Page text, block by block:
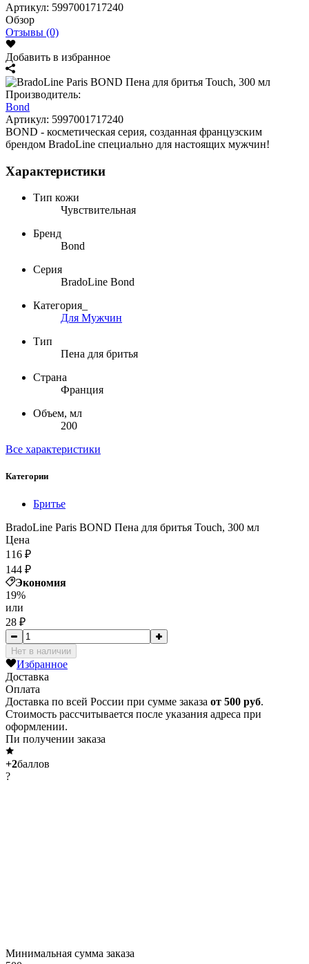
Артикул: 5997001717240
Обзор
Отзывы (0)
Добавить в избранное
Производитель:
Bond
Артикул: 5997001717240
BOND - косметическая серия, созданная французским
брендом BradoLine специально для настоящих мужчин!
Характеристики
Тип кожи
Чувствительная
Бренд
Bond
Серия
BradoLine Bond
Категория_
Для Мужчин
Тип
Пена для бритья
Страна
Франция
Объем, мл
200
Все характеристики
Категории
Бритье
BradoLine Paris BOND Пена для бритья Touch, 300 мл
Цена
116 ₽
144 ₽
Экономия
19%
или
28 ₽
Нет в наличии
Избранное
Доставка
Оплата
Доставка по всей России при сумме заказа от 500 руб.
Стоимость рассчитывается после указания адреса при
оформлении.
Пи получении заказа
+2баллов
?
Минимальная сумма заказа